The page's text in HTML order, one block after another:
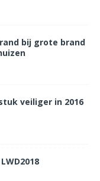
bij grote brand
veiliger in 2016